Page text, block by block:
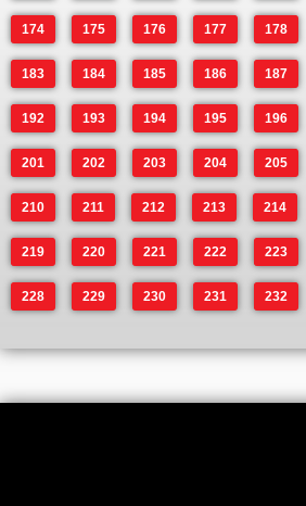
174 175 176 177 178
183 184 185 186 187
192 193 194 195 196
201 202 203 204 205
210 211 212 213 214
219 220 221 222 223
228 229 230 231 232